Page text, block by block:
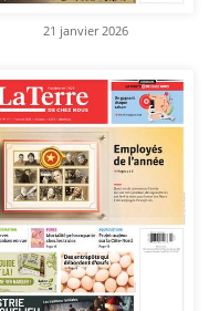
21 janvier 2026